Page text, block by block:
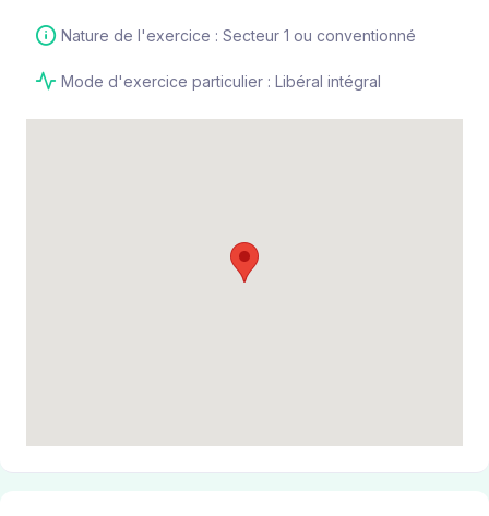
Nature de l'exercice : Secteur 1 ou conventionné
Mode d'exercice particulier : Libéral intégral